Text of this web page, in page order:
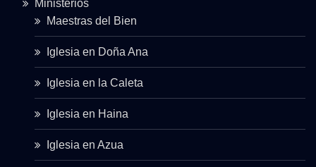
Ministerios
Maestras del Bien
Iglesia en Doña Ana
Iglesia en la Caleta
Iglesia en Haina
Iglesia en Azua